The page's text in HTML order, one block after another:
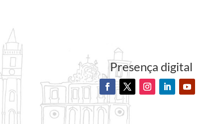
Presença digital